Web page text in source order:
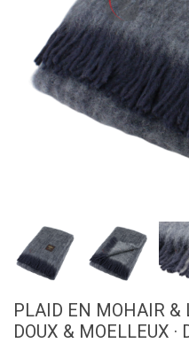
PLAID EN MOHAIR &
DOUX & MOELLEUX